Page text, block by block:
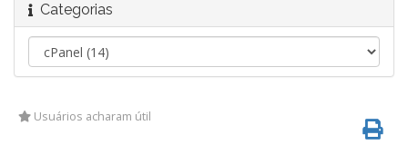
Categorias
Usuários acharam útil